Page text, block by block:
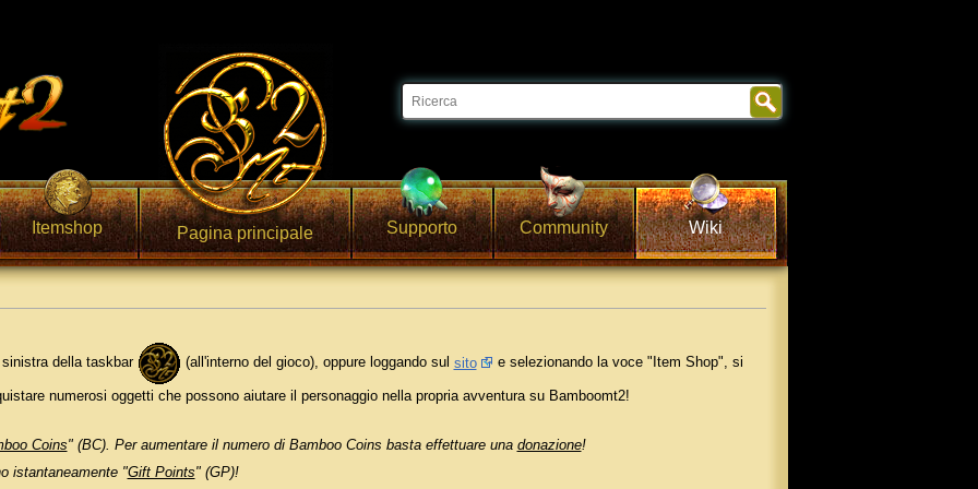
Itemshop Pagina principale Supporto Community Wiki
della taskbar (all'interno del gioco), oppure loggando sul sito e selezionando la voce "Item Shop", si
numerosi oggetti che possono aiutare il personaggio nella propria avventura su Bamboomt2!
Coins" (BC). Per aumentare il numero di Bamboo Coins basta effettuare una donazione!
istantaneamente "Gift Points" (GP)!